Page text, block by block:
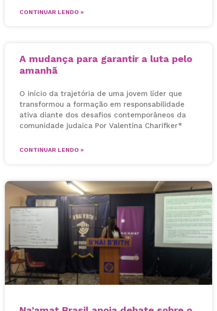
CONTINUAR LENDO »
A mudança para garantir a luta pelo
amanhã
O início da trajetória de uma jovem líder que
transformou a formação em responsabilidade
ativa diante dos desafios contemporâneos da
comunidade judaica Por Valentina Charifker*
CONTINUAR LENDO »